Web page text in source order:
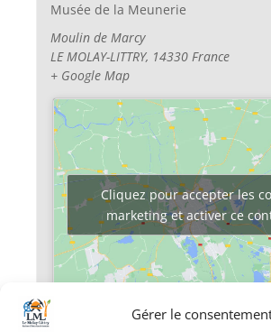
Gérer le
Musée de la Meunerie
Moulin de Marcy
LE MOLAY-LITTRY, 14330 France
+ Google Map
Cliquez pour accepter les
marketing et activer ce